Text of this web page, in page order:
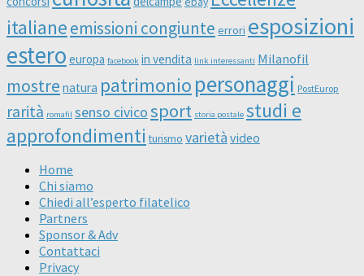
italianeemissioni congiunte errori esposizioni
estero europa facebook in vendita link interessanti Milanofil
mostre natura patrimonio personaggi PostEurop
rarità romafil senso civicosport storia postale studi e
approfondimenti turismo varietà video
Home
Chi siamo
Chiedi all’esperto filatelico
Partners
Sponsor & Adv
Contattaci
Privacy